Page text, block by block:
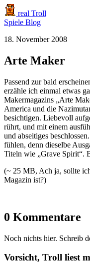
real Troll
Spiele Blog
18. November 2008
Arte Maker
Passend zur bald
erzähle ich einmal etwas
Makermagazins „Arte
America und die
besichtigen. Liebevoll
rührt, und mit einem
und abseitiges
fühlen, denn dieselbe
Titeln wie „Grave Spirit“.
(~ 25 MB, Ach ja, sollte
Magazin ist?)
0 Kommentare
Noch nichts hier. Schreib
Vorsicht, Troll liest